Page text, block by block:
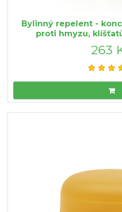
Bylinný repelent -
proti hmyzu,
263